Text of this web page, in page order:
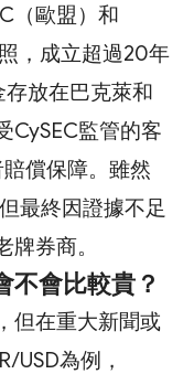
（歐盟）和
，成立超過20年
存放在巴克萊和
CySEC監管的客
償保障。雖然
最終因證據不足
券商。
會比較貴？
但在重大新聞或
USD為例，